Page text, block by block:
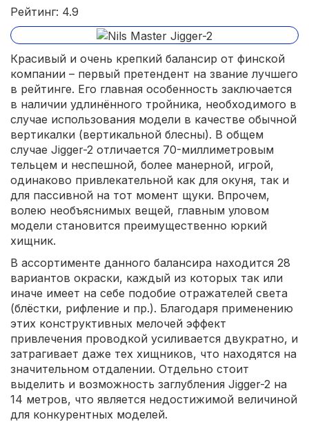
Рейтинг: 4.9
Красивый и очень крепкий балансир от финской
компании – первый претендент на звание лучшего
в рейтинге. Его главная особенность заключается
в наличии удлинённого тройника, необходимого в
случае использования модели в качестве обычной
вертикалки (вертикальной блесны). В общем
случае Jigger-2 отличается 70-миллиметровым
тельцем и неспешной, более манерной, игрой,
одинаково привлекательной как для окуня, так и
для пассивной на тот момент щуки. Впрочем,
волею необъяснимых вещей, главным уловом
модели становится преимущественно юркий
хищник.
В ассортименте данного балансира находится 28
вариантов окраски, каждый из которых так или
иначе имеет на себе подобие отражателей света
(блёстки, рифление и пр.). Благодаря применению
этих конструктивных мелочей эффект
привлечения проводкой усиливается двукратно, и
затрагивает даже тех хищников, что находятся на
значительном отдалении. Отдельно стоит
выделить и возможность заглубления Jigger-2 на
14 метров, что является недостижимой величиной
для конкурентных моделей.